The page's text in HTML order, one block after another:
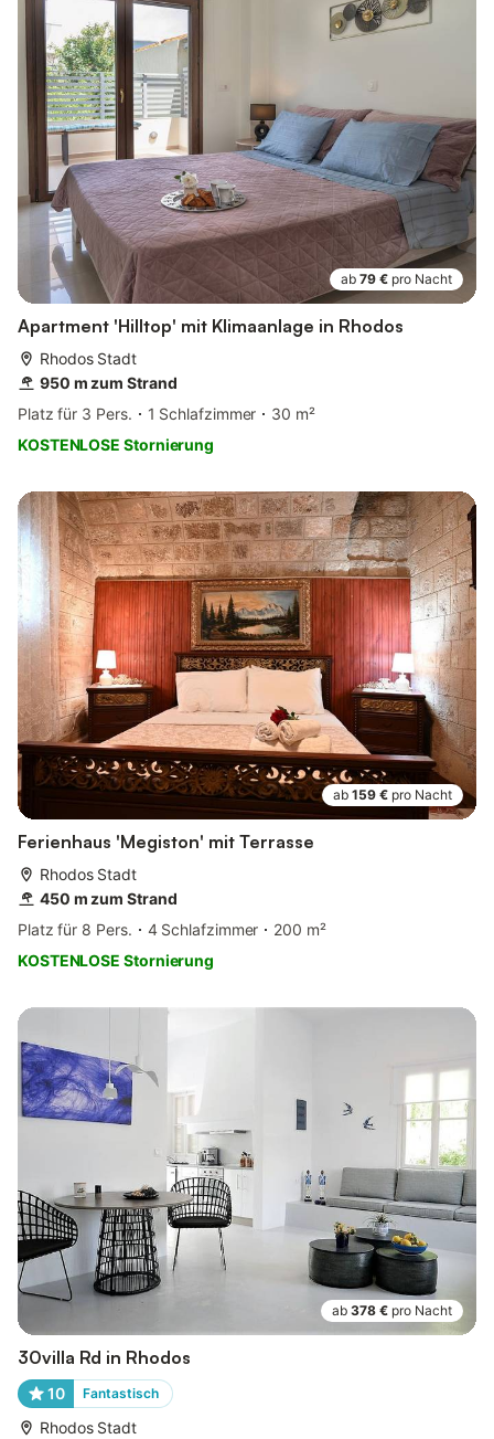
ab 79 € pro Nacht
Apartment 'Hilltop' mit Klimaanlage in Rhodos
Rhodos Stadt
950 m zum Strand
Platz für 3 Pers.
1 Schlafzimmer
30 m²
KOSTENLOSE Stornierung
ab 159 € pro Nacht
Ferienhaus 'Megiston' mit Terrasse
Rhodos Stadt
450 m zum Strand
Platz für 8 Pers.
4 Schlafzimmer
200 m²
KOSTENLOSE Stornierung
ab 378 € pro Nacht
30villa Rd in Rhodos
10 Fantastisch
Rhodos Stadt